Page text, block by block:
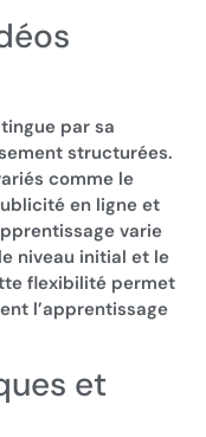
par sa
structurées.
comme le
en ligne et
varie
niveau initial et le
flexibilité permet
l’apprentissage
et